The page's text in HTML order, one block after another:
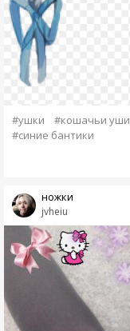
#ушки #кошачьи уши
#синие бантики
jvheiu
ножки